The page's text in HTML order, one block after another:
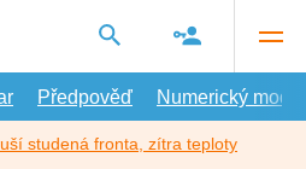
Předpověď Numerický model
studená fronta, zítra teploty